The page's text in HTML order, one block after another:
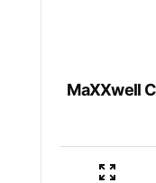
MaXXwell